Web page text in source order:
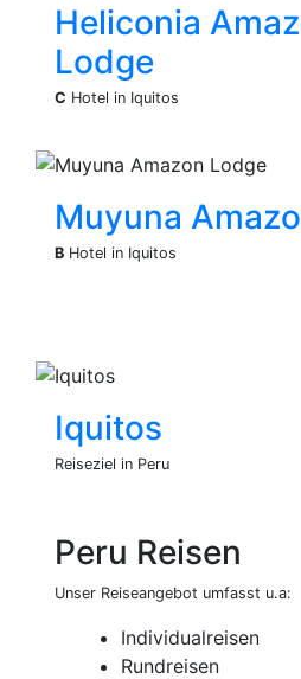
Heliconia
Lodge
C Hotel in Iquitos
Muyuna
B Hotel in Iquitos
Iquitos
Reiseziel in Peru
Peru Reisen
Unser Reiseangebot umfasst u.a:
Individualreisen
Rundreisen